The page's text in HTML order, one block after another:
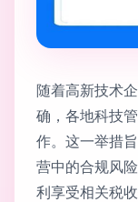
随着高新技术
确，各地科技
作。这一举措
营中的合规风
利享受相关税